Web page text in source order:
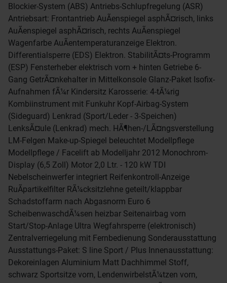
Blockier-System (ABS) Antriebs-Schlupfregelung (ASR)
Antriebsart: Frontantrieb AuÃenspiegel asphÃ¤risch, links
AuÃenspiegel asphÃ¤risch, rechts AuÃenspiegel
Wagenfarbe AuÃentemperaturanzeige Elektron.
Differentialsperre (EDS) Elektron. StabilitÃ¤ts-Programm
(ESP) Fensterheber elektrisch vorn + hinten Getriebe 6-
Gang GetrÃ¤nkehalter in Mittelkonsole Glanz-Paket Isofix-
Aufnahmen fÃ¼r Kindersitz Karosserie: 4-tÃ¼rig
Kombiinstrument mit Funkuhr Kopf-Airbag-System
(Sideguard) Lenkrad (Sport/Leder - 3-Speichen)
LenksÃ¤ule (Lenkrad) mech. HÃ¶hen-/LÃ¤ngsverstellung
LM-Felgen Make-up-Spiegel beleuchtet Modellpflege
Modellpflege / Facelift ab Modelljahr 2012 Monochrom-
Display (6,5 Zoll) Motor 2,0 Ltr. - 120 kW TDI
Nebelscheinwerfer integriert Reifenkontroll-Anzeige
RuÃpartikelfilter RÃ¼cksitzlehne geteilt/klappbar
Schadstoffarm nach Abgasnorm Euro 6
ScheibenwaschdÃ¼sen heizbar Seitenairbag vorn
Start/Stop-Anlage Ultra Wegfahrsperre (elektronisch)
Zentralverriegelung mit Fernbedienung Sonderausstattung
Ausstattungs-Paket: S line Sport / Plus Innenausstattung:
Dekoreinlagen Aluminium Matt Dachhimmel Stoff,
schwarz Sportsitze vorn, LendenwirbelstÃ¼tzen vorn,